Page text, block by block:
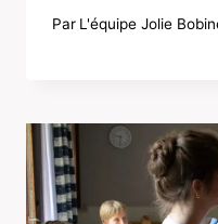
Par L'équipe Jolie